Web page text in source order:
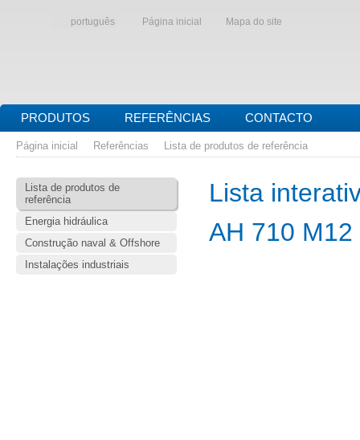
português Página inicial Mapa do site
PRODUTOS REFERÊNCIAS CONTACTO
Página inicial Referências Lista de produtos de referência
Lista de produtos de
referência
Energia hidráulica
Construção naval & Offshore
Instalações industriais
Lista
AH 710 M12